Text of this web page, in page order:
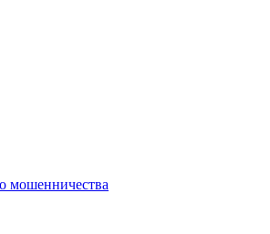
мошенничества